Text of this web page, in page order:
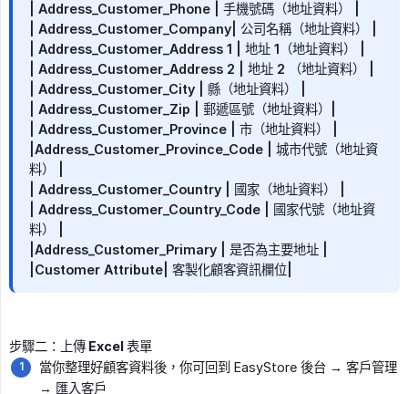
| Address_Customer_Phone | 手機號碼（地址資料） |
| Address_Customer_Company| 公司名稱（地址資料） |
| Address_Customer_Address 1 | 地址 1（地址資料） |
| Address_Customer_Address 2 | 地址 2 （地址資料） |
| Address_Customer_City | 縣（地址資料） |
| Address_Customer_Zip | 郵遞區號（地址資料）|
| Address_Customer_Province | 市（地址資料） |
|Address_Customer_Province_Code | 城市代號（地址資
料） |
| Address_Customer_Country | 國家（地址資料） |
| Address_Customer_Country_Code | 國家代號（地址資
料） |
|Address_Customer_Primary | 是否為主要地址 |
|Customer Attribute| 客製化顧客資訊欄位|
步驟二：上傳 Excel 表單
當你整理好顧客資料後，你可回到 EasyStore 後台 → 客戶管理
→ 匯入客戶